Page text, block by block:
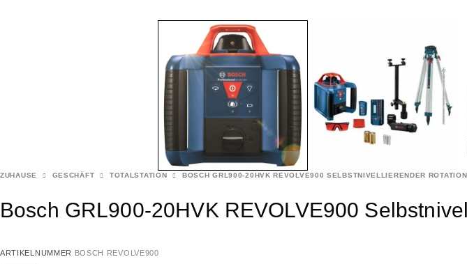
ZUHAUSE GESCHÄFT TOTALSTATION BOSCH GRL900-20HVK REVOLVE900 SELBSTNIVELLIERENDER
Bosch GRL900-20HVK REVOLVE900
ARTIKELNUMMER BOSCH REVOLVE900